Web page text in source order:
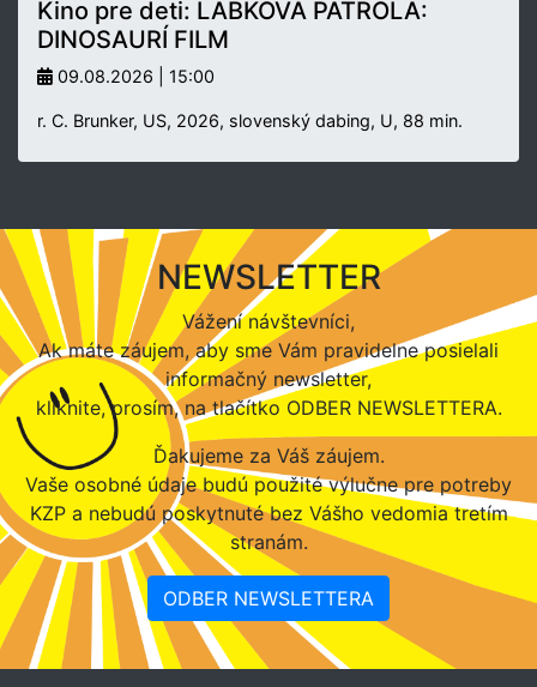
Kino pre deti: LABKOVÁ PATROLA:
DINOSAURÍ FILM
09.08.2026 | 15:00
r. C. Brunker, US, 2026, slovenský dabing, U, 88 min.
NEWSLETTER
Vážení návštevníci,
Ak máte záujem, aby sme Vám pravidelne posielali
informačný newsletter,
kliknite, prosím, na tlačítko ODBER NEWSLETTERA.
Ďakujeme za Váš záujem.
Vaše osobné údaje budú použité výlučne pre potreby
KZP a nebudú poskytnuté bez Vášho vedomia tretím
stranám.
ODBER NEWSLETTERA